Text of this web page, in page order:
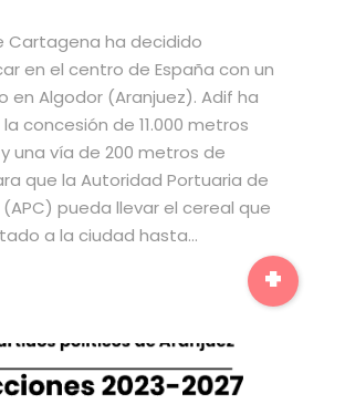
Cartagena ha decidido
en el centro de España con un
en Algodor (Aranjuez). Adif ha
concesión de 11.000 metros
una vía de 200 metros de
que la Autoridad Portuaria de
pueda llevar el cereal que
a la ciudad hasta…
+